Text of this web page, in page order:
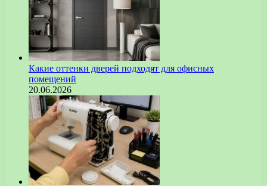
Какие оттенки дверей подходят для офисных
помещений
20.06.2026